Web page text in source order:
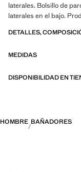
laterales. Bolsillo de
laterales en el bajo.
DETALLES,
MEDIDAS
DISPONIBILIDAD EN
HOMBRE BAÑADORES